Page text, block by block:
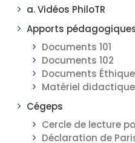
a. Vidéos PhiloTR
Apports
Documents 101
Documents 102
Documents Éthique
Matériel
Cégeps
Cercle de lecture
Déclaration de